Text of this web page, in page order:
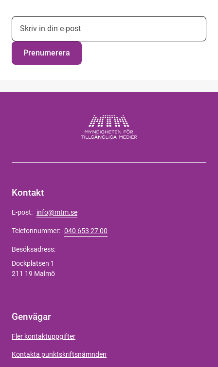
E-postadress nyhetsbrevsprenumeration
Prenumerera
Kontakt
E-post: info@mtm.se
Telefonnummer: 040 653 27 00
Besöksadress:
Dockplatsen 1
211 19 Malmö
Genvägar
Fler kontaktuppgifter
Kontakta punktskriftsnämnden